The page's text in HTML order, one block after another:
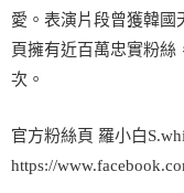
愛。表演片段曾獲韓國
頁擁有近百萬忠實粉絲
次。
官方粉絲頁 羅小白
https://